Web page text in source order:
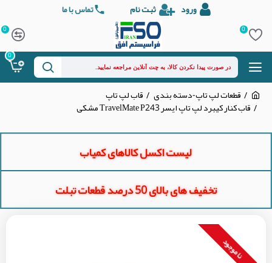
ورود ثبت نام تماس با ما
0
0
0
قطعات لپ تاپ-دسته بندی قاب لپ تاپ
قاب کنار کیبرد لپ تاپ ایسر TravelMate P243 مشکی
لیست اکسل کالاهای کمیاب
تخفیف های بالای 50 درصد قطعات تبلت
نا موجود